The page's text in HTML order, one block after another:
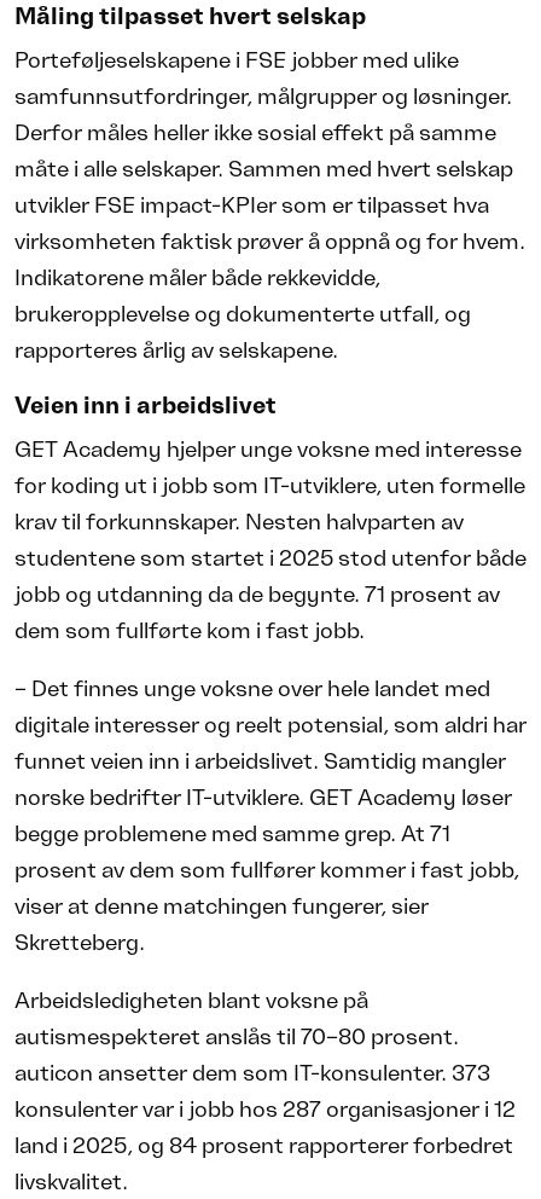
Måling tilpasset hvert selskap
Porteføljeselskapene i FSE jobber med ulike
samfunnsutfordringer, målgrupper og løsninger.
Derfor måles heller ikke sosial effekt på samme
måte i alle selskaper. Sammen med hvert selskap
utvikler FSE impact-KPIer som er tilpasset hva
virksomheten faktisk prøver å oppnå og for hvem.
Indikatorene måler både rekkevidde,
brukeropplevelse og dokumenterte utfall, og
rapporteres årlig av selskapene.
Veien inn i arbeidslivet
GET Academy hjelper unge voksne med interesse
for koding ut i jobb som IT-utviklere, uten formelle
krav til forkunnskaper. Nesten halvparten av
studentene som startet i 2025 stod utenfor både
jobb og utdanning da de begynte. 71 prosent av
dem som fullførte kom i fast jobb.
– Det finnes unge voksne over hele landet med
digitale interesser og reelt potensial, som aldri har
funnet veien inn i arbeidslivet. Samtidig mangler
norske bedrifter IT-utviklere. GET Academy løser
begge problemene med samme grep. At 71
prosent av dem som fullfører kommer i fast jobb,
viser at denne matchingen fungerer, sier
Skretteberg.
Arbeidsledigheten blant voksne på
autismespekteret anslås til 70–80 prosent.
auticon ansetter dem som IT-konsulenter. 373
konsulenter var i jobb hos 287 organisasjoner i 12
land i 2025, og 84 prosent rapporterer forbedret
livskvalitet.